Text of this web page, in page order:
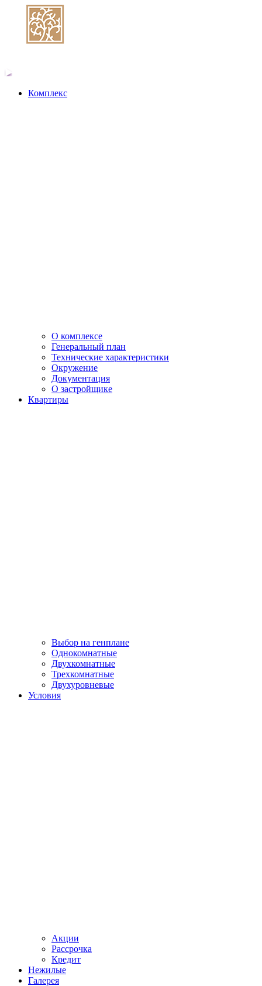
Комплекс
О комплексе
Генеральный план
Технические характеристики
Окружение
Документация
О застройщике
Квартиры
Выбор на генплане
Однокомнатные
Двухкомнатные
Трехкомнатные
Двухуровневые
Условия
Акции
Рассрочка
Кредит
Нежилые
Галерея